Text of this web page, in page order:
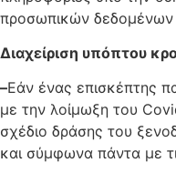
προσωπικών δεδομένων
Διαχείριση υπόπτου
–Εάν ένας επισκέπτης
με την λοίμωξη του
σχέδιο δράσης του
και σύμφωνα πάντα με